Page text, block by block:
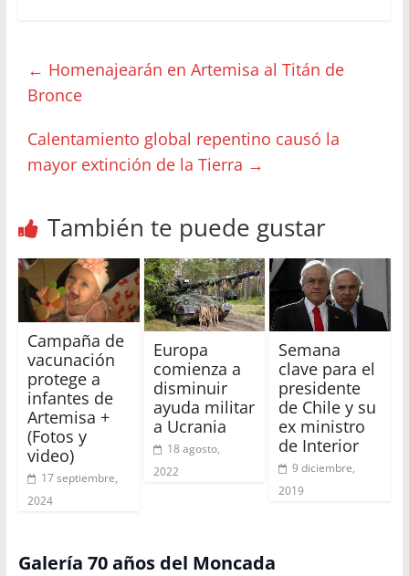
← Homenajearán en Artemisa al Titán de
Bronce
Calentamiento global repentino causó la
mayor extinción de la Tierra →
También te puede gustar
Campaña de
vacunación
protege a
infantes de
Artemisa +
(Fotos y
video)
17 septiembre,
2024
Europa
comienza a
disminuir
ayuda militar
a Ucrania
18 agosto,
2022
Semana
clave para el
presidente
de Chile y su
ex ministro
de Interior
9 diciembre,
2019
Galería 70 años del Moncada